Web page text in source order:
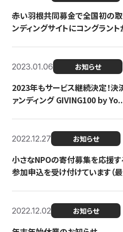
赤い羽根共同募金で全国初の取
ンディングサイトにコングラント
2023.01.06 お知らせ
2023年もサービス継続決定！
ァンディング GIVING100 by
2022.12.27 お知らせ
小さなNPOの寄付募集を応援
参加申込を受け付けています（
2022.12.02 お知らせ